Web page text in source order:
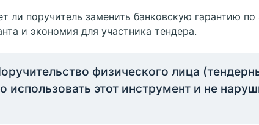
ли поручитель заменить банковскую гарантию
и экономия для участника тендера.
физического лица
использовать этот инструмент и не